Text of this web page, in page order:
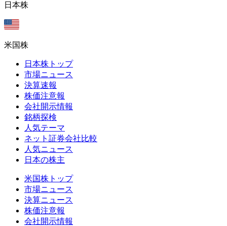
日本株
米国株
日本株トップ
市場ニュース
決算速報
株価注意報
会社開示情報
銘柄探検
人気テーマ
ネット証券会社比較
人気ニュース
日本の株主
米国株トップ
市場ニュース
決算ニュース
株価注意報
会社開示情報